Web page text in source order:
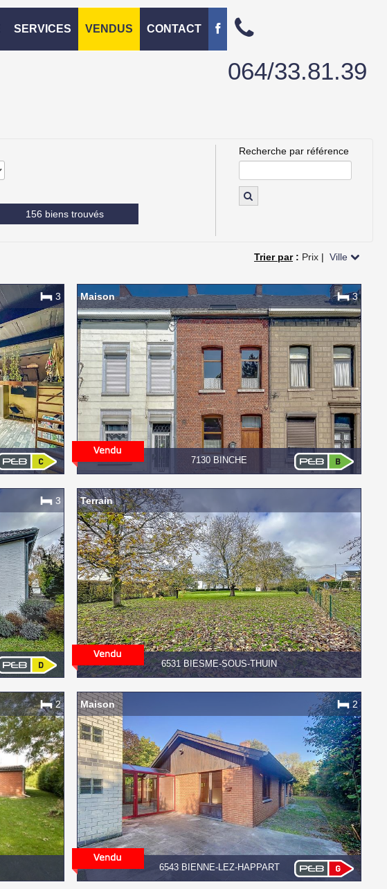
SERVICES VENDUS CONTACT
064/33.81.39
156 biens trouvés
Recherche par référence
Trier par: Prix| Ville
3
7130 BINCHE
Maison 3
3
6531 BIESME-SOUS-THUIN
Terrain
2
6543 BIENNE-LEZ-HAPPART
Maison 2